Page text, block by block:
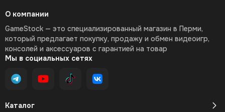
Каталог
О компании
GameStock — это специализированный магазин в Перми,
который предлагает покупку, продажу и обмен видеоигр,
консолей и аксессуаров с гарантией на товар
Мы в социальных сетях